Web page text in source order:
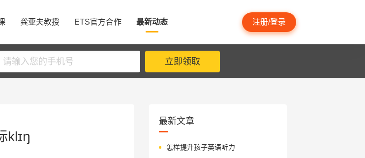
龚亚夫教授 ETS官方合作 最新动态 注册/登录
立即领取
klɪŋ
最新文章
怎样提升孩子英语听力